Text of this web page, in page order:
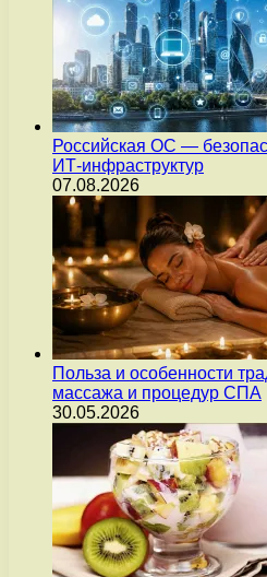
Российская ОС —
ИТ-инфраструктур
07.08.2026
Польза и особенности
массажа и процедур СПА
30.05.2026